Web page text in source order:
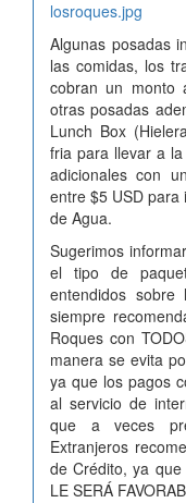
losroques.jpg
Algunas posadas
las comidas, los
cobran un monto
otras posadas
Lunch Box
fria para llevar a
adicionales con
entre $5 USD para
de Agua.
Sugerimos
el tipo de
entendidos
siempre
Roques con
manera se evita
ya que los pagos
al servicio de
que a veces
Extranjeros
de Crédito, ya
LE SERÁ